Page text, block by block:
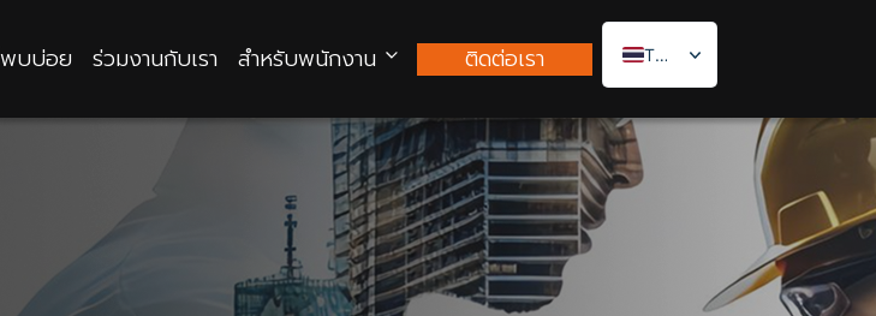
พบบ่อย ร่วมงานกับเรา สำหรับพนักงาน ติดต่อเรา Thai